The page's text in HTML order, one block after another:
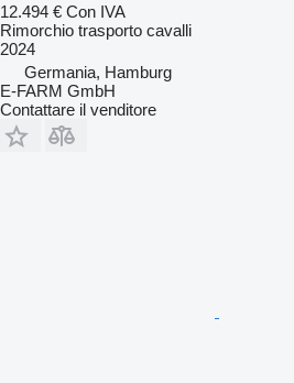
12.494 € Con IVA
Rimorchio trasporto cavalli
2024
Germania, Hamburg
E-FARM GmbH
Contattare il venditore